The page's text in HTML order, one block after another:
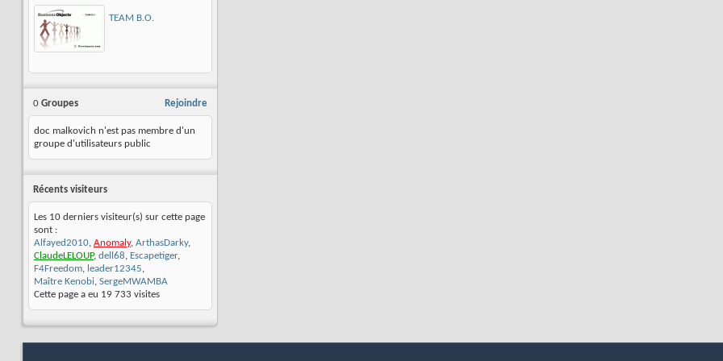
TEAM B.O.
Rejoindre
0 Groupes
doc malkovich n'est pas membre d'un
groupe d'utilisateurs public
Récents visiteurs
Les 10 derniers visiteur(s) sur cette page
sont :
Alfayed2010 Anomaly, ArthasDarky,
ClaudeLELOUP, dell68 Escapetiger,
F4Freedom
leader12345
Maître Kenobi SergeMWAMBA
Cette page a eu 19 733 visites